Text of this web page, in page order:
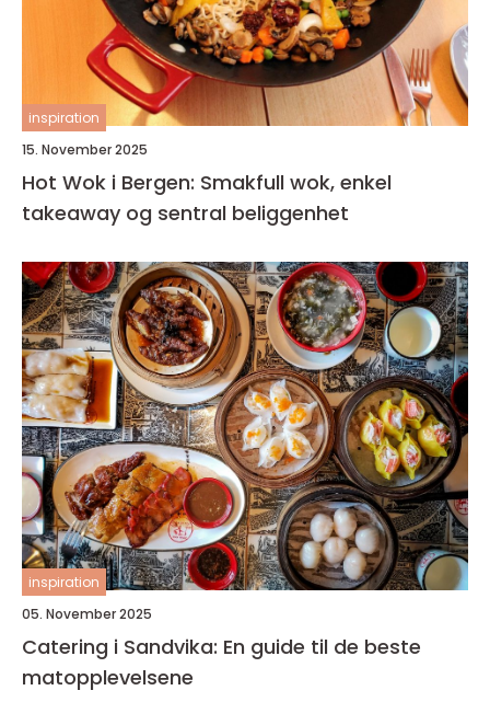
inspiration
15. November 2025
Hot Wok i Bergen: Smakfull wok, enkel
takeaway og sentral beliggenhet
inspiration
05. November 2025
Catering i Sandvika: En guide til de beste
matopplevelsene